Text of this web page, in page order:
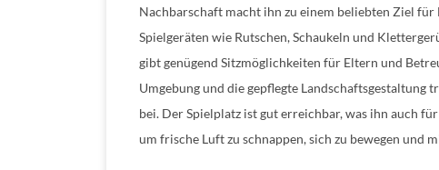
Nachbarschaft macht ihn zu einem beliebten Ziel
Spielgeräten wie Rutschen, Schaukeln und
gibt genügend Sitzmöglichkeiten für Eltern und
Umgebung und die gepflegte Landschaftsgestaltung
bei. Der Spielplatz ist gut erreichbar, was ihn auch
um frische Luft zu schnappen, sich zu bewegen und